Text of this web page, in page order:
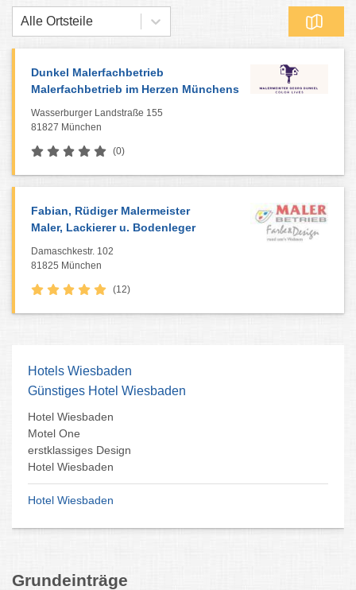
Alle Ortsteile
Dunkel Malerfachbetrieb
Malerfachbetrieb im Herzen Münchens
Wasserburger Landstraße 155
81827 München
(0)
Fabian, Rüdiger Malermeister
Maler, Lackierer u. Bodenleger
Damaschkestr. 102
81825 München
(12)
Hotels Wiesbaden
Günstiges Hotel Wiesbaden
Hotel Wiesbaden
Motel One
erstklassiges Design
Hotel Wiesbaden
Hotel Wiesbaden
Grundeinträge